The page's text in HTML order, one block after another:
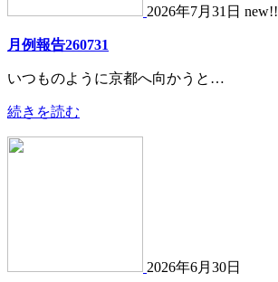
2026年7月31日 new!!
月例報告260731
いつものように京都へ向かうと…
続きを読む
2026年6月30日